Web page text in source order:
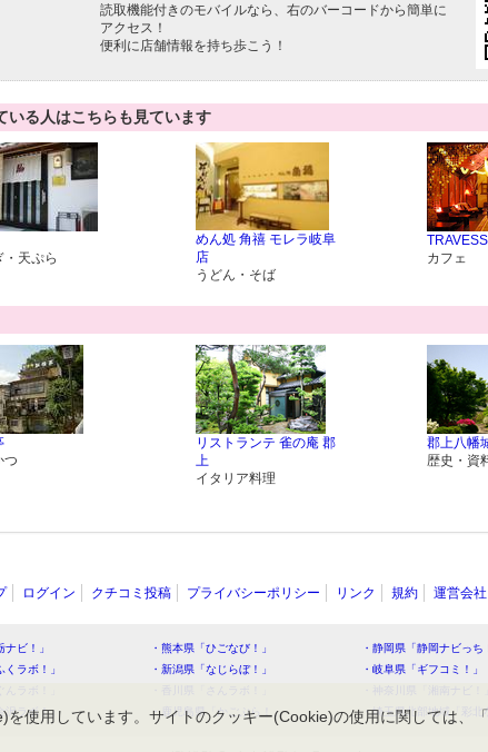
読取機能付きのモバイルなら、右のバーコードから簡単に
アクセス！
便利に店舗情報を持ち歩こう！
いる人はこちらも見ています
・天ぷら
めん処 角禧 モレラ岐阜
店
うどん・そば
カフェ
つ
リストランテ 雀の庵 郡
上
イタリア料理
郡上八幡
歴史・資
ログイン クチコミ投稿 プライバシーポリシー リンク 規約 運営会社
ナビ！」 ・熊本県「ひごなび！」 ・静岡県「静岡ナビっち
くラボ！」
・新潟県「なじらぼ！」 ・岐阜県「ギフコミ！」
沢ラボ！」
・鹿児島県「かごぶら！」 ・埼玉県北部地域「彩北
使用しています。サイトのクッキー(Cookie)の使用に関しては、「